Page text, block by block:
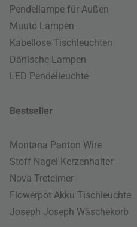
Pendellampe für Außen
Muuto Lampen
Kabellose Tischleuchten
Dänische Lampen
LED Pendelleuchte
Bestseller
Montana Panton Wire
Stoff Nagel Kerzenhalter
Nova Treteimer
Flowerpot Akku Tischleuchte
Joseph Joseph Wäschekorb